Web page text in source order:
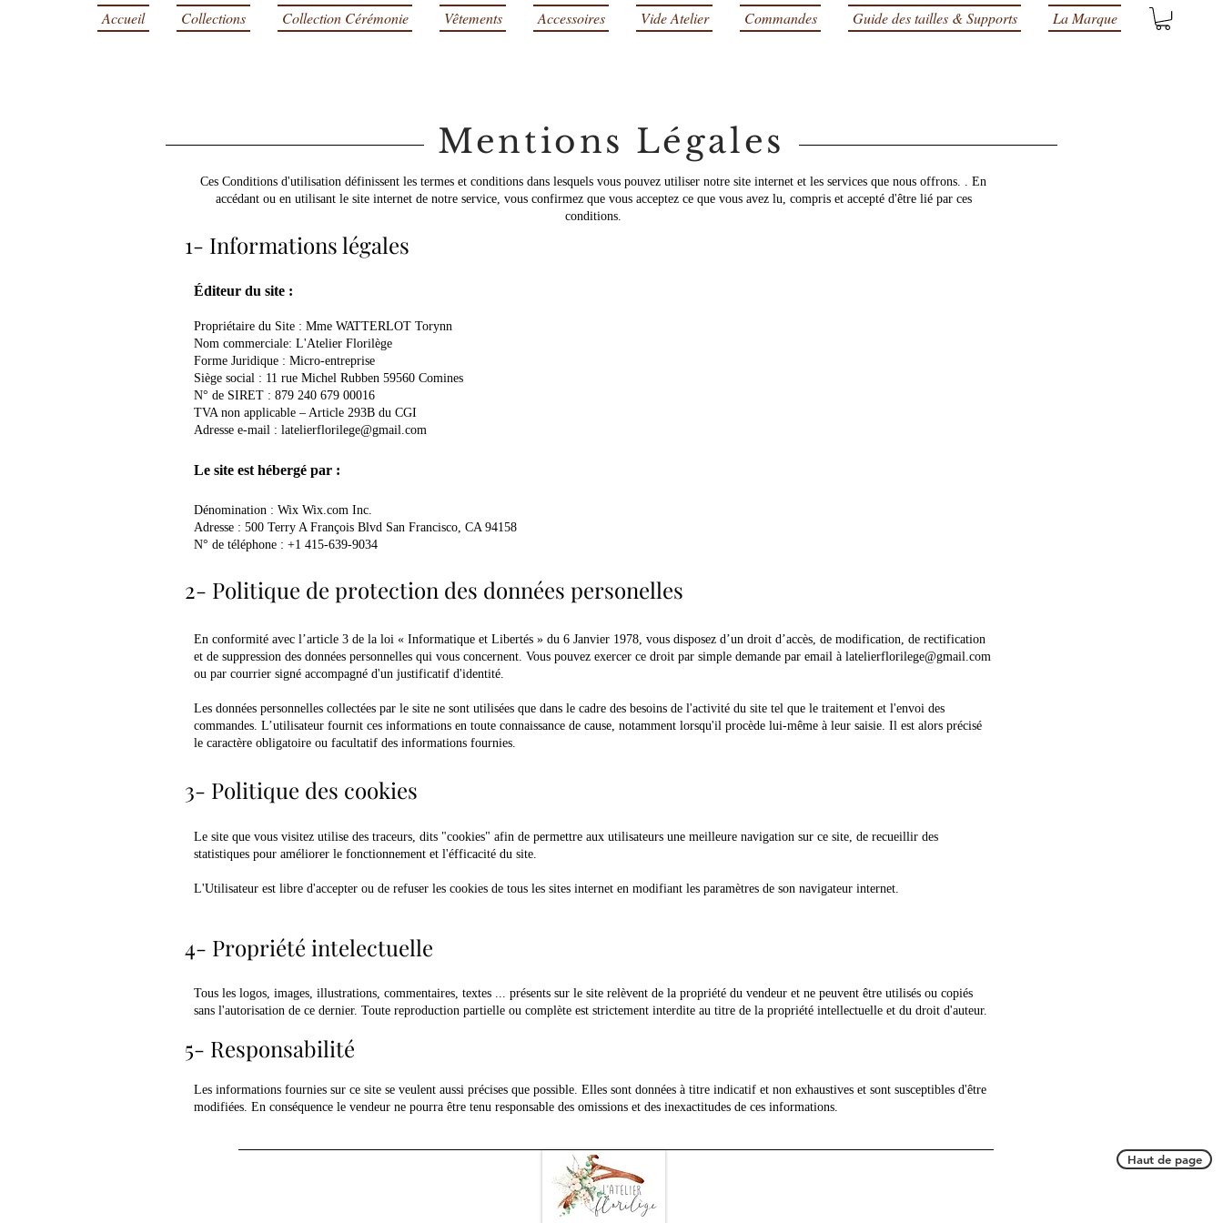
Accueil Collections Collection Cérémonie Vêtements Accessoires Vide Atelier Commandes Guide des tailles & Supports La Marque
Mentions Légales
Ces Conditions d'utilisation définissent les termes et conditions dans lesquels vous pouvez utiliser notre site internet et les services que nous offrons. . En
accédant ou en utilisant le site internet de notre service, vous confirmez que vous acceptez ce que vous avez lu, compris et accepté d'être lié par ces
conditions.
1- Informations légales
Éditeur du site :
Propriétaire du Site : Mme WATTERLOT Torynn
Nom commerciale: L'Atelier Florilège
Forme Juridique : Micro-entreprise
Siège social : 11 rue Michel Rubben 59560 Comines
N° de SIRET : 879 240 679 00016
TVA non applicable – Article 293B du CGI
Adresse e-mail : latelierflorilege@gmail.com
Le site est hébergé par :
Dénomination : Wix Wix.com Inc.
Adresse : 500 Terry A François Blvd San Francisco, CA 94158
N° de téléphone : +1 415-639-9034
2- Politique de protection des données personelles
En conformité avec l’article 3 de la loi « Informatique et Libertés » du 6 Janvier 1978, vous disposez d’un droit d’accès, de modification, de rectification
et de suppression des données personnelles qui vous concernent. Vous pouvez exercer ce droit par simple demande par email à latelierflorilege@gmail.com
ou par courrier signé accompagné d'un justificatif d'identité.
Les données personnelles collectées par le site ne sont utilisées que dans le cadre des besoins de l'activité du site tel que le traitement et l'envoi des
commandes. L’utilisateur fournit ces informations en toute connaissance de cause, notamment lorsqu'il procède lui-même à leur saisie. Il est alors précisé
le caractère obligatoire ou facultatif des informations fournies.
3- Politique des cookies
Le site que vous visitez utilise des traceurs, dits "cookies" afin de permettre aux utilisateurs une meilleure navigation sur ce site, de recueillir des
statistiques pour améliorer le fonctionnement et l'éfficacité du site.
L'Utilisateur est libre d'accepter ou de refuser les cookies de tous les sites internet en modifiant les paramètres de son navigateur internet.
4- Propriété intelectuelle
Tous les logos, images, illustrations, commentaires, textes ... présents sur le site relèvent de la propriété du vendeur et ne peuvent être utilisés ou copiés
sans l'autorisation de ce dernier. Toute reproduction partielle ou complète est strictement interdite au titre de la propriété intellectuelle et du droit d'auteur.
5- Responsabilité
Les informations fournies sur ce site se veulent aussi précises que possible. Elles sont données à titre indicatif et non exhaustives et sont susceptibles d'être
modifiées. En conséquence le vendeur ne pourra être tenu responsable des omissions et des inexactitudes de ces informations.
Haut de page